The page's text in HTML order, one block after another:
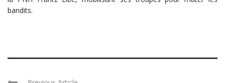
bandits.